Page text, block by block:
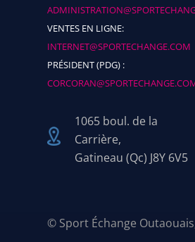
VENTES EN LIGNE:
INTERNET@SPORTECHANGE.COM
PRÉSIDENT (PDG) :
1065 boul. de la
Carrière,
Gatineau (Qc) J8Y 6V5
© Sport Échange